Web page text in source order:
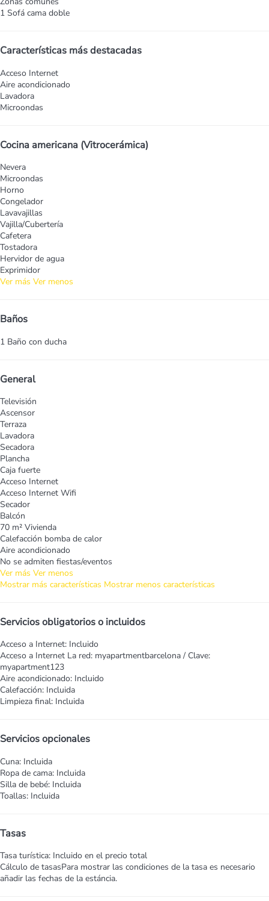
1 Sofá cama doble
Características más destacadas
Acceso Internet
Aire acondicionado
Lavadora
Microondas
Cocina americana (Vitrocerámica)
Nevera
Microondas
Horno
Congelador
Lavavajillas
Vajilla/Cubertería
Cafetera
Tostadora
Hervidor de agua
Exprimidor
Ver más Ver menos
Baños
1 Baño con ducha
General
Televisión
Ascensor
Terraza
Lavadora
Secadora
Plancha
Caja fuerte
Acceso Internet
Acceso Internet Wifi
Secador
Balcón
70 m² Vivienda
Calefacción bomba de calor
Aire acondicionado
No se admiten fiestas/eventos
Ver más Ver menos
Mostrar más características Mostrar menos características
Servicios obligatorios o incluidos
Acceso a Internet: Incluido
Acceso a Internet La red: myapartmentbarcelona / Clave:
myapartment123
Aire acondicionado: Incluido
Calefacción: Incluida
Limpieza final: Incluida
Servicios opcionales
Cuna: Incluida
Ropa de cama: Incluida
Silla de bebé: Incluida
Toallas: Incluida
Tasas
Tasa turística: Incluido en el precio total
Cálculo de tasasPara mostrar las condiciones de la tasa es necesario
añadir las fechas de la estáncia.